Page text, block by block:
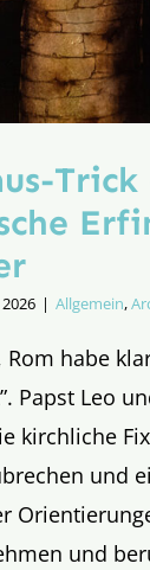
| Allgemein,
habe
Papst Leo
kirchliche
und
und